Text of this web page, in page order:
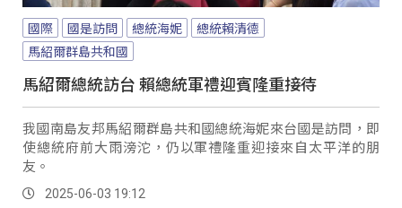
國際 國是訪問 總統海妮
總統賴清德
馬紹爾群島共和國
馬紹爾總統訪台 賴總統軍禮迎賓隆重接待
我國南島友邦馬紹爾群島共和國總統海妮來台國是訪問，即
使總統府前大雨滂沱，仍以軍禮隆重迎接來自太平洋的朋
友。
2025-06-03 19:12